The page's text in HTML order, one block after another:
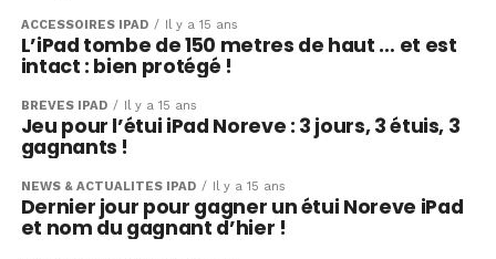
ACCESSOIRES IPAD Il y a 15 ans
L’iPad tombe de 150 metres de haut … et est
intact : bien protégé !
BRÈVES IPAD Il y a 15 ans
Jeu pour l’étui iPad Noreve : 3 jours, 3 étuis, 3
gagnants !
NEWS & ACTUALITÉS IPAD Il y a 15 ans
Dernier jour pour gagner un étui Noreve iPad
et nom du gagnant d’hier !